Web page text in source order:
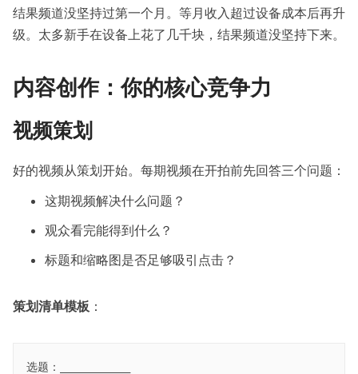
结果频道没坚持过第一个月。等月收入超过设备成本后再升
级。太多新手在设备上花了几千块，结果频道没坚持下来。
内容创作：你的核心竞争力
视频策划
好的视频从策划开始。每期视频在开拍前先回答三个问题：
这期视频解决什么问题？
观众看完能得到什么？
标题和缩略图是否足够吸引点击？
策划清单模板 ：
选题：___________